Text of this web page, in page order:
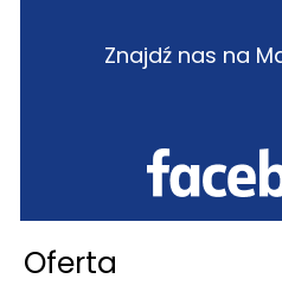
Znajdź nas na
Oferta